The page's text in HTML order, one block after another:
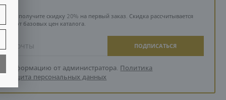
и получите скидку 20% на первый заказ. Скидка рассчитывается
от базовых цен каталога.
ПОДПИСАТЬСЯ
информацию от администратора. Политика
и защита персональных данных